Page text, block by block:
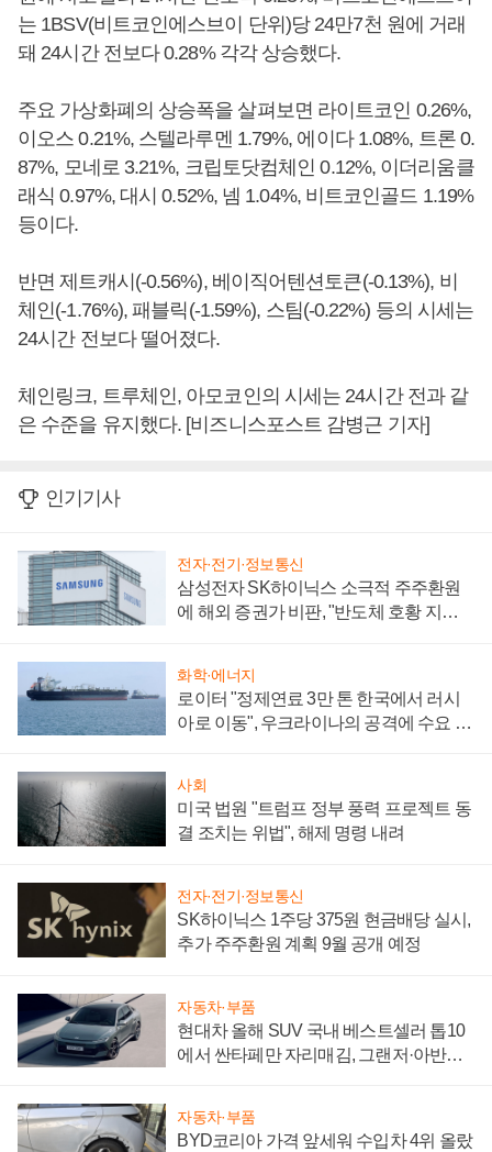
는 1BSV(비트코인에스브이 단위)당 24만7천 원에 거래
돼 24시간 전보다 0.28% 각각 상승했다.
주요 가상화폐의 상승폭을 살펴보면 라이트코인 0.26%,
이오스 0.21%, 스텔라루멘 1.79%, 에이다 1.08%, 트론 0.
87%, 모네로 3.21%, 크립토닷컴체인 0.12%, 이더리움클
래식 0.97%, 대시 0.52%, 넴 1.04%, 비트코인골드 1.19%
등이다.
반면 제트캐시(-0.56%), 베이직어텐션토큰(-0.13%), 비
체인(-1.76%), 패블릭(-1.59%), 스팀(-0.22%) 등의 시세는
24시간 전보다 떨어졌다.
체인링크, 트루체인, 아모코인의 시세는 24시간 전과 같
은 수준을 유지했다. [비즈니스포스트 감병근 기자]
인기기사
전자·전기·정보통신
삼성전자 SK하이닉스 소극적 주주환원
에 해외 증권가 비판, "반도체 호황 지속
화학·에너지
로이터 "정제연료 3만 톤 한국에서 러시
아로 이동", 우크라이나의 공격에 수요 늘
사회
미국 법원 "트럼프 정부 풍력 프로젝트 동
결 조치는 위법", 해제 명령 내려
전자·전기·정보통신
SK하이닉스 1주당 375원 현금배당 실시,
추가 주주환원 계획 9월 공개 예정
자동차·부품
현대차 올해 SUV 국내 베스트셀러 톱10
에서 싼타페만 자리매김, 그랜저·아반떼
자동차·부품
BYD코리아 가격 앞세워 수입차 4위 올랐